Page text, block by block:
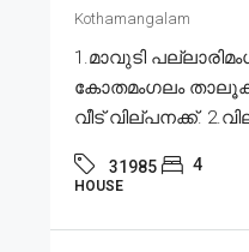
Kothamangalam
1.മാവുടി
കോതമംഗലം താലൂക്ക്
വീട് വില്പനക്ക്.
31985 4
HOUSE